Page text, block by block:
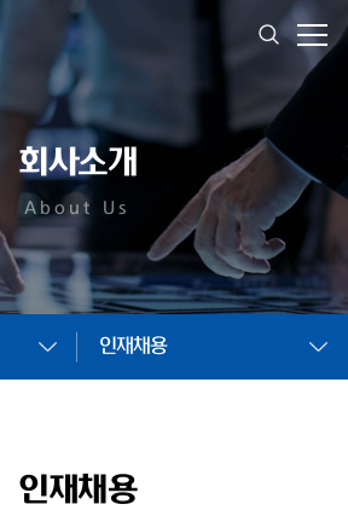
회사소개
About Us
인재채용
인재채용